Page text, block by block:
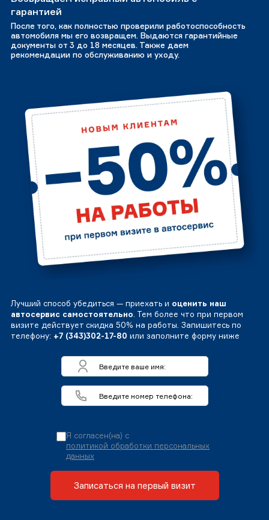
гарантией
После того, как полностью проверили работоспособность
автомобиля мы его возвращем. Выдаются гарантийные
документы от 3 до 18 месяцев. Также даем
рекомендации по обслуживанию и уходу.
Лучший способ убедиться — приехать и оценить наш
автосервис самостоятельно. Тем более что при первом
визите действует скидка 50% на работы. Запишитесь по
телефону: +7 (343)302-17-80 или заполните форму ниже
Я согласен(на) с
политикой обработки персональных
данных
Записаться на первый визит